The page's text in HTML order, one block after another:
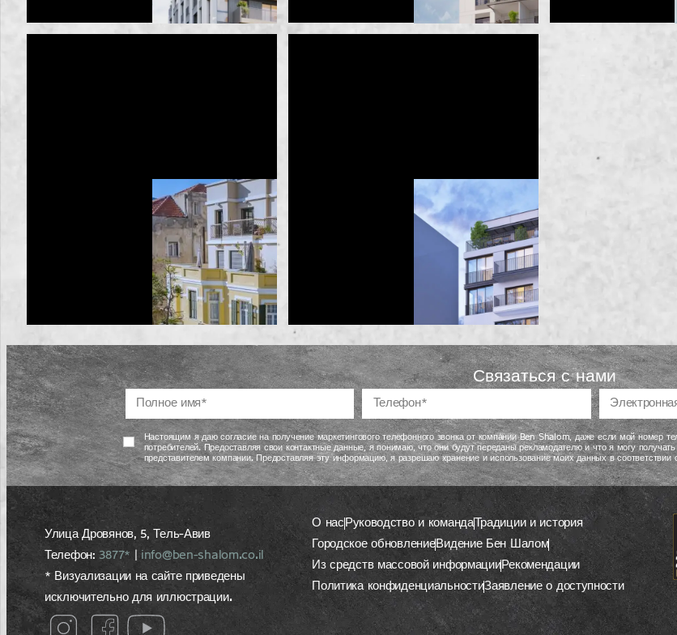
Связаться с нами
Настоящим я даю согласие на получение маркетингового телефонного звонка от компании Ben Shalom, даже если мой номер
потребителей. Предоставляя свои контактные данные, я понимаю, что они будут переданы рекламодателю и что я могу
представителем компании. Предоставляя эту информацию, я разрешаю хранение и использование моих данных в соответствии
Улица Дровянов, 5, Тель-Авив
Телефон:3877* |info@ben-shalom.co.il
* Визуализации на сайте приведены
исключительно для иллюстрации.
О насРуководство и командаТрадиции и история
Городское обновлениеВидение Бен Шалом
Из средств массовой информацииРекомендации
Политика конфиденциальностиЗаявление о доступности